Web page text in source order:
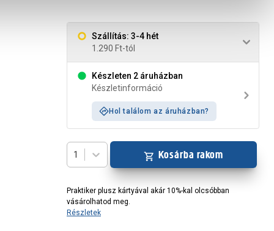
Szállítás: 3-4 hét
1.290 Ft-tól
Készleten 2 áruházban
Készletinformáció
Hol találom az áruházban?
1 Kosárba rakom
Praktiker plusz kártyával akár 10%-kal olcsóbban
vásárolhatod meg.
Részletek